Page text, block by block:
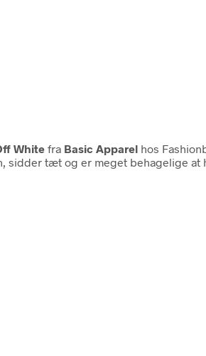
White fra Basic Apparel hos
tæt og er meget behagelige at